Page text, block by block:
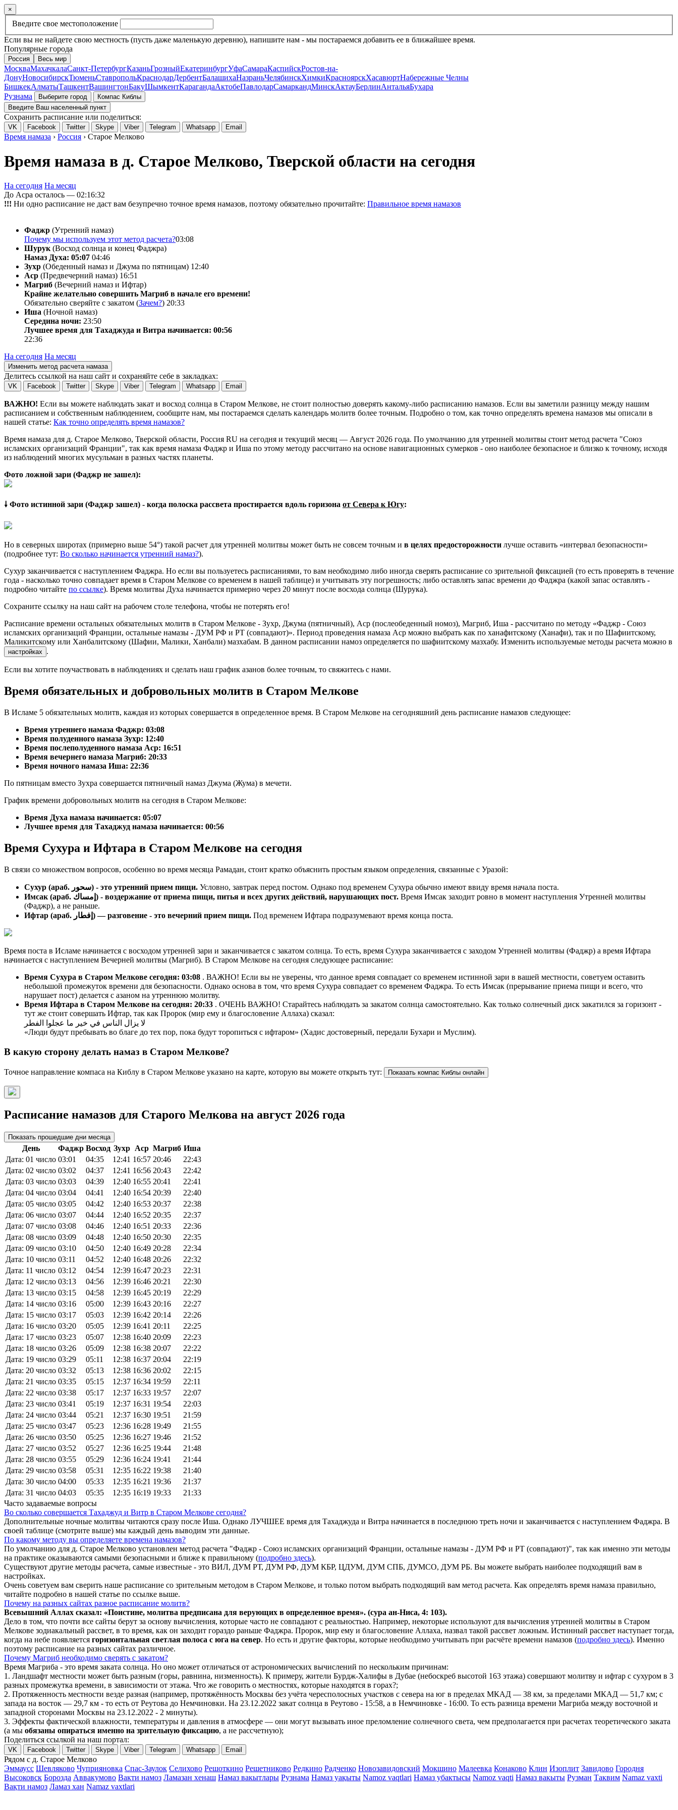
×
Введите свое местоположение
Если вы не найдете свою местность (пусть даже маленькую деревню), напишите нам - мы постараемся добавить ее в ближайшее время.
Популярные города
Россия Весь мир
МоскваМахачкалаСанкт-ПетербургКазаньГрозныйЕкатеринбургУфаСамараКаспийскРостов-на-
ДонуНовосибирскТюменьСтавропольКраснодарДербентБалашихаНазраньЧелябинскХимкиКрасноярскХасавюртНабережные Челны
БишкекАлматыТашкентВашингтонБакуШымкентКарагандаАктобеПавлодарСамаркандМинскАктауБерлинАнтальяБухара
Рузнама
Выберите город
Компас Киблы
Введите Ваш населенный пункт
Сохранить расписание или поделиться:
VK Facebook Twitter Skype Viber Telegram Whatsapp Email
Время намаза › Россия › Старое Мелково
Время намаза в д. Старое Мелково, Тверской области на сегодня
На сегодня На месяц
До Асра осталось — 02:16:32
!!! Ни одно расписание не даст вам безупречно точное время намазов, поэтому обязательно прочитайте: Правильное время намазов
Фаджр (Утренний намаз)
Почему мы используем этот метод расчета?03:08
Шурук (Восход солнца и конец Фаджра)
Намаз Духа: 05:07 04:46
Зухр (Обеденный намаз и Джума по пятницам) 12:40
Аср (Предвечерний намаз) 16:51
Магриб (Вечерний намаз и Ифтар)
Крайне желательно совершить Магриб в начале его времени!
Обязательно сверяйте с закатом (Зачем?) 20:33
Иша (Ночной намаз)
Середина ночи: 23:50
Лучшее время для Тахаджуда и Витра начинается: 00:56
22:36
На сегодня На месяц
Изменить метод расчета намаза
Делитесь ссылкой на наш сайт и сохраняйте себе в закладках:
VK Facebook Twitter Skype Viber Telegram Whatsapp Email
ВАЖНО! Если вы можете наблюдать закат и восход солнца в Старом Мелкове, не стоит полностью доверять какому-либо расписанию намазов. Если вы заметили разницу между нашим
расписанием и собственным наблюдением, сообщите нам, мы постараемся сделать календарь молитв более точным. Подробно о том, как точно определять времена намазов мы описали в
нашей статье: Как точно определять время намазов?
Время намаза для д. Старое Мелково, Тверской области, Россия RU на сегодня и текущий месяц — Август 2026 года. По умолчанию для утренней молитвы стоит метод расчета "Союз
исламских организаций Франции", так как время намаза Фаджр и Иша по этому методу рассчитано на основе навигационных сумерков - оно наиболее безопасное и близко к точному, исходя
из наблюдений многих мусульман в разных частях планеты.
Фото ложной зари (Фаджр не зашел):
🠗 Фото истинной зари (Фаджр зашел) - когда полоска рассвета простирается вдоль горизона от Севера к Югу:
Но в северных широтах (примерно выше 54°) такой расчет для утренней молитвы может быть не совсем точным и в целях предосторожности лучше оставить «интервал безопасности»
(подробнее тут: Во сколько начинается утренний намаз?).
Сухур заканчивается с наступлением Фаджра. Но если вы пользуетесь расписаниями, то вам необходимо либо иногда сверять расписание со зрительной фиксацией (то есть проверять в течение
года - насколько точно совпадает время в Старом Мелкове со временем в нашей таблице) и учитывать эту погрешность; либо оставлять запас времени до Фаджра (какой запас оставлять -
подробно читайте по ссылке). Время молитвы Духа начинается примерно через 20 минут после восхода солнца (Шурука).
Сохраните ссылку на наш сайт на рабочем столе телефона, чтобы не потерять его!
Расписание времени остальных обязательных молитв в Старом Мелкове - Зухр, Джума (пятничный), Аср (послеобеденный номоз), Магриб, Иша - рассчитано по методу «Фаджр - Союз
исламских организаций Франции, остальные намазы - ДУМ РФ и РТ (совпадают)». Период проведения намаза Аср можно выбрать как по ханафитскому (Ханафи), так и по Шафиитскому,
Маликитскому или Ханбалитскому (Шафии, Малики, Ханбали) мазхабам. В данном расписании намоз определяется по шафиитскому мазхабу. Изменить используемые методы расчета можно в
настройках .
Если вы хотите поучаствовать в наблюдениях и сделать наш график азанов более точным, то свяжитесь с нами.
Время обязательных и добровольных молитв в Старом Мелкове
В Исламе 5 обязательных молитв, каждая из которых совершается в определенное время. В Старом Мелкове на сегодняшний день расписание намазов следующее:
Время утреннего намаза Фаджр: 03:08
Время полуденного намаза Зухр: 12:40
Время послеполуденного намаза Аср: 16:51
Время вечернего намаза Магриб: 20:33
Время ночного намаза Иша: 22:36
По пятницам вместо Зухра совершается пятничный намаз Джума (Жума) в мечети.
График времени добровольных молитв на сегодня в Старом Мелкове:
Время Духа намаза начинается: 05:07
Лучшее время для Тахаджуд намаза начинается: 00:56
Время Сухура и Ифтара в Старом Мелкове на сегодня
В связи со множеством вопросов, особенно во время месяца Рамадан, стоит кратко объяснить простым языком определения, связанные с Уразой:
Сухур (араб. سحور) - это утренний прием пищи. Условно, завтрак перед постом. Однако под временем Сухура обычно имеют ввиду время начала поста.
Имсак (араб. إمساك) - воздержание от приема пищи, питья и всех других действий, нарушающих пост. Время Имсак заходит ровно в момент наступления Утренней молитвы
(Фаджр), а не раньше.
Ифтар (араб. إفطار) — разговение - это вечерний прием пищи. Под временем Ифтара подразумевают время конца поста.
Время поста в Исламе начинается с восходом утренней зари и заканчивается с закатом солнца. То есть, время Сухура заканчивается с заходом Утренней молитвы (Фаджр) а время Ифтара
начинается с наступлением Вечерней молитвы (Магриб). В Старом Мелкове на сегодня следующее расписание:
Время Сухура в Старом Мелкове сегодня: 03:08 . ВАЖНО! Если вы не уверены, что данное время совпадает со временем истинной зари в вашей местности, советуем оставить
небольшой промежуток времени для безопасности. Однако основа в том, что время Сухура совпадает со временем Фаджра. То есть Имсак (прерывание приема пищи и всего, что
нарушает пост) делается с азаном на утреннюю молитву.
Время Ифтара в Старом Мелкове на сегодня: 20:33 . ОЧЕНЬ ВАЖНО! Старайтесь наблюдать за закатом солнца самостоятельно. Как только солнечный диск закатился за горизонт -
тут же стоит совершать Ифтар, так как Пророк (мир ему и благословение Аллаха) сказал:
لا يزال الناس في خير ما عجلوا الفطر
«Люди будут пребывать во благе до тех пор, пока будут торопиться с ифтаром» (Хадис достоверный, передали Бухари и Муслим).
В какую сторону делать намаз в Старом Мелкове?
Точное направление компаса на Киблу в Старом Мелкове указано на карте, которую вы можете открыть тут: Показать компас Киблы онлайн
Расписание намазов для Старого Мелкова на август 2026 года
Показать прошедшие дни месяца
День Фаджр Восход Зухр Аср Магриб Иша
Дата: 01 число 03:01 04:35 12:41 16:57 20:46
22:43
Дата: 02 число 03:02 04:37 12:41 16:56 20:43
22:42
Дата: 03 число 03:03 04:39 12:40 16:55 20:41
22:41
Дата: 04 число 03:04 04:41 12:40 16:54 20:39
22:40
Дата: 05 число 03:05 04:42 12:40 16:53 20:37
22:38
Дата: 06 число 03:07 04:44 12:40 16:52 20:35
22:37
Дата: 07 число 03:08 04:46 12:40 16:51 20:33
22:36
Дата: 08 число 03:09 04:48 12:40 16:50 20:30
22:35
Дата: 09 число 03:10 04:50 12:40 16:49 20:28
22:34
Дата: 10 число 03:11 04:52 12:40 16:48 20:26
22:32
Дата: 11 число 03:12 04:54 12:39 16:47 20:23
22:31
Дата: 12 число 03:13 04:56 12:39 16:46 20:21
22:30
Дата: 13 число 03:15 04:58 12:39 16:45 20:19
22:29
Дата: 14 число 03:16 05:00 12:39 16:43 20:16
22:27
Дата: 15 число 03:17 05:03 12:39 16:42 20:14
22:26
Дата: 16 число 03:20 05:05 12:39 16:41 20:11
22:25
Дата: 17 число 03:23 05:07 12:38 16:40 20:09
22:23
Дата: 18 число 03:26 05:09 12:38 16:38 20:07
22:22
Дата: 19 число 03:29 05:11 12:38 16:37 20:04
22:19
Дата: 20 число 03:32 05:13 12:38 16:36 20:02
22:15
Дата: 21 число 03:35 05:15 12:37 16:34 19:59
22:11
Дата: 22 число 03:38 05:17 12:37 16:33 19:57
22:07
Дата: 23 число 03:41 05:19 12:37 16:31 19:54
22:03
Дата: 24 число 03:44 05:21 12:37 16:30 19:51
21:59
Дата: 25 число 03:47 05:23 12:36 16:28 19:49
21:55
Дата: 26 число 03:50 05:25 12:36 16:27 19:46
21:52
Дата: 27 число 03:52 05:27 12:36 16:25 19:44
21:48
Дата: 28 число 03:55 05:29 12:36 16:24 19:41
21:44
Дата: 29 число 03:58 05:31 12:35 16:22 19:38
21:40
Дата: 30 число 04:00 05:33 12:35 16:21 19:36
21:37
Дата: 31 число 04:03 05:35 12:35 16:19 19:33
21:33
Часто задаваемые вопросы
Во сколько совершается Тахаджуд и Витр в Старом Мелкове сегодня?
Дополнительные ночные молитвы читаются сразу после Иша. Однако ЛУЧШЕЕ время для Тахаджуда и Витра начинается в последнюю треть ночи и заканчивается с наступлением Фаджра. В
своей таблице (смотрите выше) мы каждый день выводим эти данные.
По какому методу вы определяете времена намазов?
По умолчанию для д. Старое Мелково установлен метод расчета "Фаджр - Союз исламских организаций Франции, остальные намазы - ДУМ РФ и РТ (совпадают)", так как именно эти методы
на практике оказываются самыми безопасными и ближе к правильному (подробно здесь).
Существуют другие методы расчета, самые известные - это ВИЛ, ДУМ РТ, ДУМ РФ, ДУМ КБР, ЦДУМ, ДУМ СПБ, ДУМСО, ДУМ РБ. Вы можете выбрать наиболее подходящий вам в
настройках.
Очень советуем вам сверить наше расписание со зрительным методом в Старом Мелкове, и только потом выбрать подходящий вам метод расчета. Как определять время намаза правильно,
читайте подробно в нашей статье по ссылке выше.
Почему на разных сайтах разное расписание молитв?
Всевышний Аллах сказал: «Поистине, молитва предписана для верующих в определенное время». (сура ан-Ниса, 4: 103).
Дело в том, что почти все сайты берут за основу вычисления, которые часто не совпадают с реальностью. Например, некоторые используют для вычисления утренней молитвы в Старом
Мелкове зодиакальный рассвет, в то время, как он заходит гораздо раньше Фаджра. Пророк, мир ему и благословение Аллаха, назвал такой рассвет ложным. Истинный рассвет наступает тогда,
когда на небе появляется горизонтальная светлая полоса с юга на север. Но есть и другие факторы, которые необходимо учитывать при расчёте времени намазов (подробно здесь). Именно
поэтому расписание на разных сайтах различное.
Почему Магриб необходимо сверять с закатом?
Время Магриба - это время заката солнца. Но оно может отличаться от астрономических вычислений по нескольким причинам:
1. Ландшафт местности может быть разным (горы, равнина, низменность). К примеру, жители Бурдж-Халифы в Дубае (небоскреб высотой 163 этажа) совершают молитву и ифтар с сухуром в 3
разных промежутка времени, в зависимости от этажа. Что же говорить о местностях, которые находятся в горах?;
2. Протяженность местности везде разная (например, протяжённость Москвы без учёта чересполосных участков с севера на юг в пределах МКАД — 38 км, за пределами МКАД — 51,7 км; с
запада на восток — 29,7 км - то есть от Реутова до Немчиновки. На 23.12.2022 закат солнца в Реутово - 15:58, а в Немчиновке - 16:00. То есть разница времени Магриба между восточной и
западной сторонами Москвы на 23.12.2022 - 2 минуты).
3. Эффекты фактической влажности, температуры и давления в атмосфере — они могут вызывать иное преломление солнечного света, чем предполагается при расчетах теоретического заката
(а мы обязаны опираться именно на зрительную фиксацию, а не рассчетную);
Поделиться ссылкой на наш портал:
VK Facebook Twitter Skype Viber Telegram Whatsapp Email
Рядом с д. Старое Мелково
Эммаусс Шевляково Чуприяновка Спас-Заулок Селихово Решоткино Решетниково Редкино Радченко Новозавидовский Мокшино Малеевка Конаково Клин Изоплит Завидово Городня
Высоковск Борозда Аввакумово Вакти намоз Ламазан хенаш Намаз вакытлары Рузнама Намаз уақыты Namoz vaqtlari Намаз убактысы Namoz vaqti Намаз вакыты Рузман Таквим Namaz vaxti
Вақти намоз Ламаз хан Namaz vaxtlari